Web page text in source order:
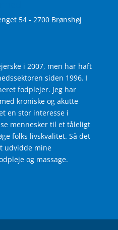
54 - 2700 Brønshøj
i 2007, men har haft
siden 1996. I
fodplejer. Jeg har
kroniske og akutte
en stor interesse i
mennesker til et tåleligt
folks livskvalitet. Så det
udvidde mine
og massage.